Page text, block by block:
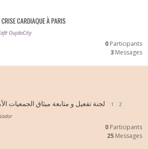
CARDIAQUE À PARIS
OujdaCity
0 Participants
3 Messages
لجنة تفعيل و متابعة ميثاق الجمعيات 1 2
0 Participants
25 Messages